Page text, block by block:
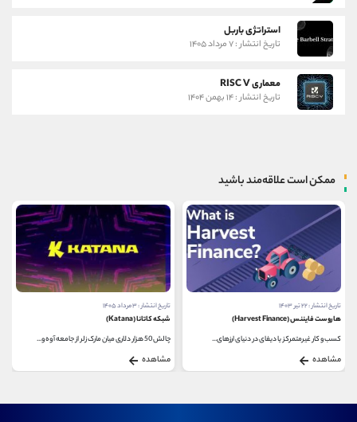
استراتژی باربل
تاریخ انتشار : ۷ مرداد ۱۴۰۵
معماری RISC V
تاریخ انتشار : ۱۴ بهمن ۱۴۰۴
ممکن است علاقه‌مند باشید
تاریخ انتشار : ۲۲ تیر ۱۴۰۳
هاروست فایننس (Harvest Finance)
کسب و کار غیرمتمرکز یا دیفای در دنیای ارزهای...
مشاهده
تاریخ انتشار : ۳ مرداد ۱۴۰۵
شبکه کاتانا (Katana)
چالش 50 هزار دلاری میان مارک زلر از جامعه آوه و...
مشاهده